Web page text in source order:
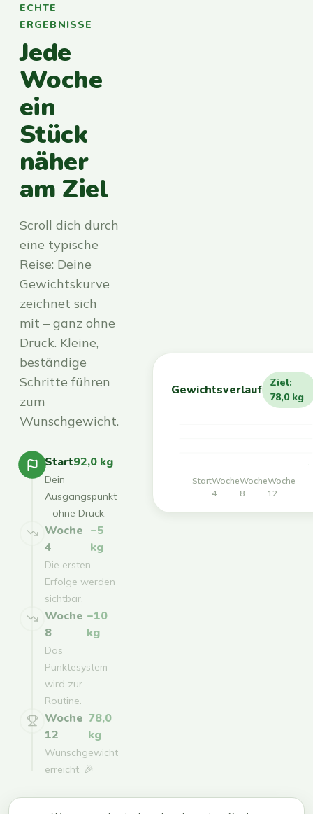
ECHTE
ERGEBNISSE
Jede
Woche
ein
Stück
näher
am Ziel
Scroll dich durch
eine typische
Reise: Deine
Gewichtskurve
zeichnet sich
mit – ganz ohne
Druck. Kleine,
beständige
Schritte führen
zum
Wunschgewicht.
Start92,0 kg
Dein
Ausgangspunkt
– ohne Druck.
Woche
4
−5
kg
Die ersten
Erfolge werden
sichtbar.
Woche
8
−10
kg
Das
Punktesystem
wird zur
Routine.
Woche
12
78,0
kg
Wunschgewicht
erreicht. 🎉
Gewichtsverlauf
Ziel:
78,0 kg
StartWoche
4
Woche
8
Woche
12